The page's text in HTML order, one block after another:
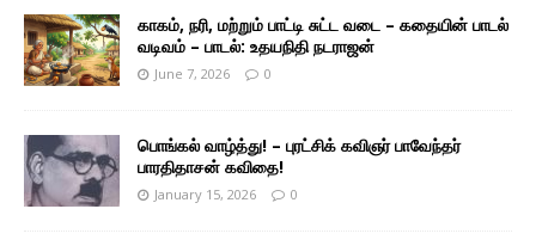
காகம், நரி, மற்றும் பாட்டி சுட்ட வடை – கதையின் பாடல்
வடிவம் – பாடல்: உதயநிதி நடராஜன்
June 7, 2026 0
பொங்கல் வாழ்த்து! – புரட்சிக் கவிஞர் பாவேந்தர்
பாரதிதாசன் கவிதை!
January 15, 2026 0